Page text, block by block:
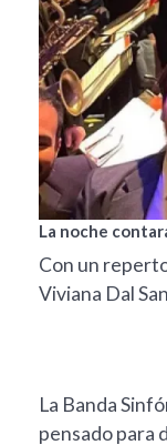
La noche
Con un
Viviana Dal
La Banda
pensado para